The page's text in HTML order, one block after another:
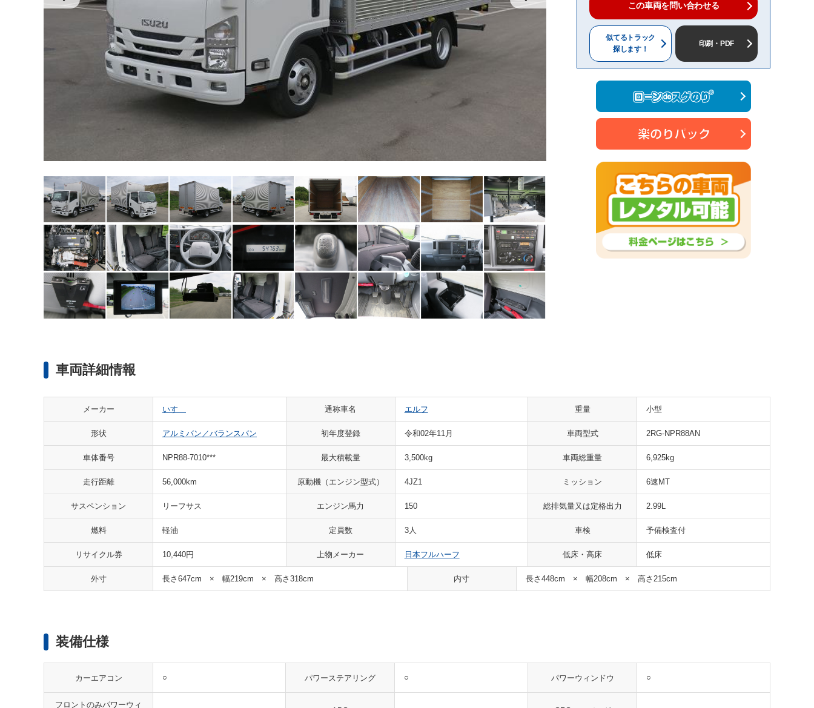
この車両を問い合わせる
似てるトラック
探します！
印刷・PDF
車両詳細情報
メーカー いすゞ 通称車名 エルフ 重量 小型
形状 アルミバン／バランスバン 初年度登録 令和02年11月 車両型式 2RG-NPR88AN
車体番号 NPR88-7010*** 最大積載量 3,500kg 車両総重量 6,925kg
走行距離 56,000km 原動機（エンジン型式） 4JZ1 ミッション 6速MT
サスペンション リーフサス エンジン馬力 150 総排気量又は定格出力 2.99L
燃料 軽油 定員数 3人 車検 予備検査付
リサイクル券 10,440円 上物メーカー 日本フルハーフ 低床・高床 低床
外寸 長さ647cm × 幅219cm × 高さ318cm 内寸 長さ448cm × 幅208cm × 高さ215cm
装備仕様
カーエアコン ○ パワーステアリング ○ パワーウィンドウ ○
フロントのみパワーウィ